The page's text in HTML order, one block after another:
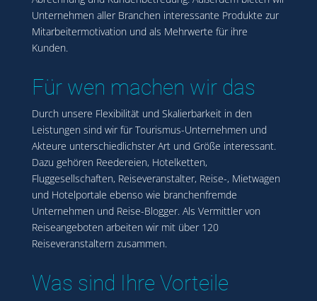
Unternehmen aller Branchen interessante Produkte zur
Mitarbeitermotivation und als Mehrwerte für ihre
Kunden.
Für wen machen wir das
Durch unsere Flexibilität und Skalierbarkeit in den
Leistungen sind wir für Tourismus-Unternehmen und
Akteure unterschiedlichster Art und Größe interessant.
Dazu gehören Reedereien, Hotelketten,
Fluggesellschaften, Reiseveranstalter, Reise-, Mietwagen
und Hotelportale ebenso wie branchenfremde
Unternehmen und Reise-Blogger. Als Vermittler von
Reiseangeboten arbeiten wir mit über 120
Reiseveranstaltern zusammen.
Was sind Ihre Vorteile